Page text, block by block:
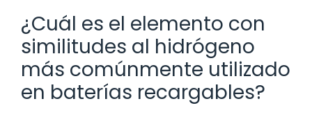
¿Cuál es el elemento con
similitudes al hidrógeno
más comúnmente utilizado
en baterías recargables?